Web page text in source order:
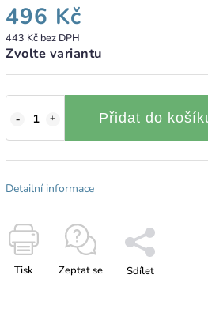
496 Kč
443 Kč bez DPH
Zvolte variantu
Přidat do
Detailní informace
Tisk Zeptat se Sdílet